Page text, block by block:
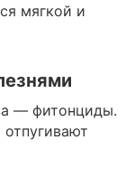
мягкой и
— фитонциды.